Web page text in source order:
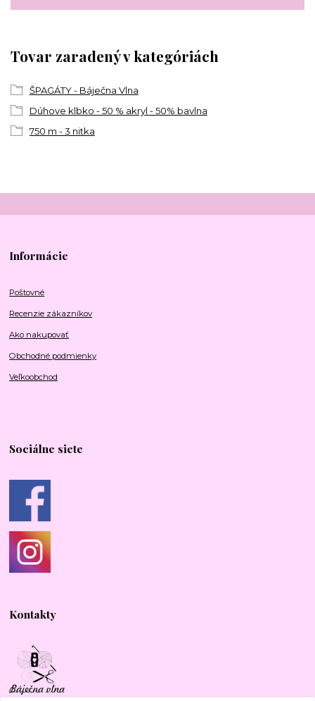
Tovar zaradený v kategóriách
ŠPAGÁTY - Báječna Vlna
Dúhove klbko - 50 % akryl - 50% bavlna
750 m - 3 nitka
Informácie
Poštovné
Recenzie zákazníkov
Ako nakupovať
Obchodné podmienky
Veľkoobchod
Sociálne siete
Kontakty